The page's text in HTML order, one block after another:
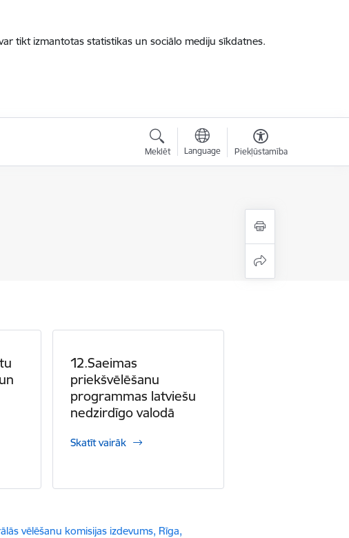
tikt izmantotas statistikas un sociālo mediju sīkdatnes.
Meklēt Language Piekļūstamība
12.Saeimas
priekšvēlēšanu
programmas latviešu
nedzirdīgo valodā
Skatīt vairāk
vēlēšanu komisijas izdevums, Rīga,